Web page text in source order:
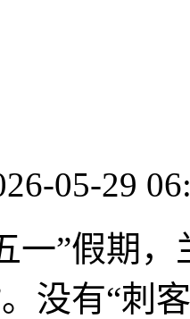
05-29
一”假期
没有“刺